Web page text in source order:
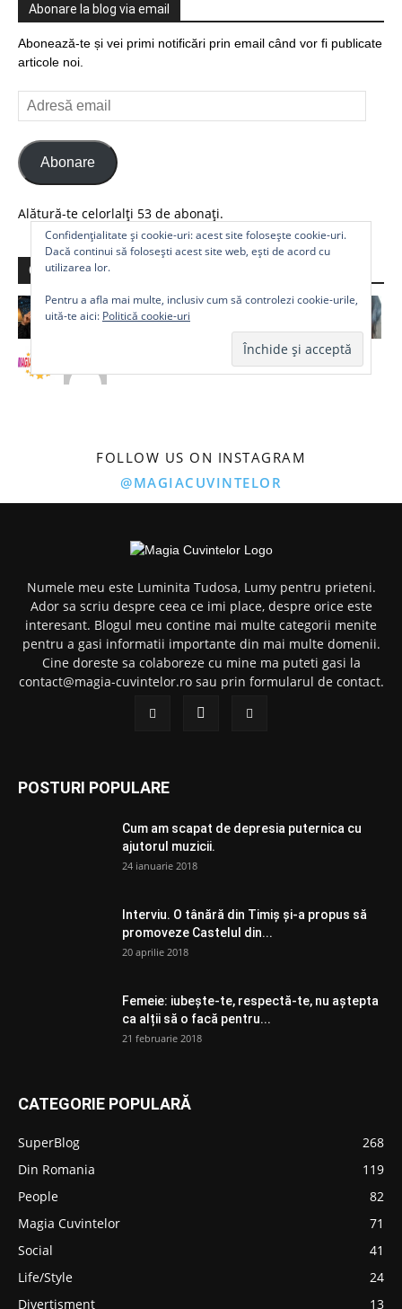
Abonare la blog via email
Abonează-te și vei primi notificări prin email când vor fi publicate
articole noi.
Adresă
email
Abonare
Alătură-te celorlalți 53 de abonați.
Comunitate
Confidențialitate și cookie-uri: acest site folosește cookie-uri.
Dacă continui să folosești acest site web, ești de acord cu
utilizarea lor.
Pentru a afla mai multe, inclusiv cum să controlezi cookie-urile,
uită-te aici: Politică cookie-uri
FOLLOW US ON INSTAGRAM
@MAGIACUVINTELOR
Numele meu este Luminita Tudosa, Lumy pentru prieteni.
Ador sa scriu despre ceea ce imi place, despre orice este
interesant. Blogul meu contine mai multe categorii menite
pentru a gasi informatii importante din mai multe domenii.
Cine doreste sa colaboreze cu mine ma puteti gasi la
contact@magia-cuvintelor.ro sau prin formularul de contact.
POSTURI POPULARE
Cum am scapat de depresia puternica cu
ajutorul muzicii.
24 ianuarie 2018
Interviu. O tânără din Timiș și-a propus să
promoveze Castelul din...
20 aprilie 2018
Femeie: iubește-te, respectă-te, nu aștepta
ca alții să o facă pentru...
21 februarie 2018
CATEGORIE POPULARĂ
SuperBlog
268
Din Romania
119
People
82
Magia Cuvintelor
71
Social
41
Life/Style
24
Divertisment
13